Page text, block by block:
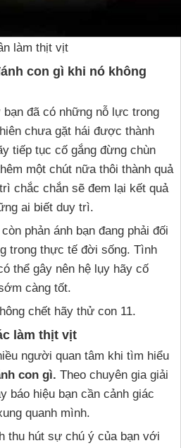
làm thịt vịt
con gì khi nó không
bạn đã có những nỗ lực trong
chưa gặt hái được thành
tiếp tục cố gắng đừng chùn
một chút nữa thôi thành quả
chắc chắn sẽ đem lại kết quả
ai biết duy trì.
phản ánh bạn đang phải đối
trong thực tế đời sống. Tình
thể gây nên hệ lụy hãy cố
càng tốt.
chết hãy thử con 11.
làm thịt vịt
người quan tâm khi tìm hiểu
con gì. Theo chuyên gia giải
báo hiệu bạn cần cảnh giác
quanh mình.
thu hút sự chú ý của bạn với